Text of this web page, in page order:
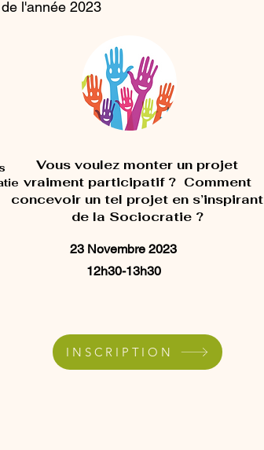
l'année 2023
Vous voulez monter un projet
vraiment participatif ? Comment
concevoir un tel projet en s’inspirant
de la Sociocratie ?
23 Novembre 2023
12h30-13h30
INSCRIPTION